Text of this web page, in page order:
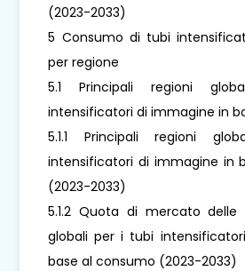
(2023-2033)
5 Consumo di tubi
per regione
5.1 Principali regioni
intensificatori di immagine in
5.1.1 Principali regioni
intensificatori di immagine in
(2023-2033)
5.1.2 Quota di mercato delle
globali per i tubi
base al consumo (2023-2033)